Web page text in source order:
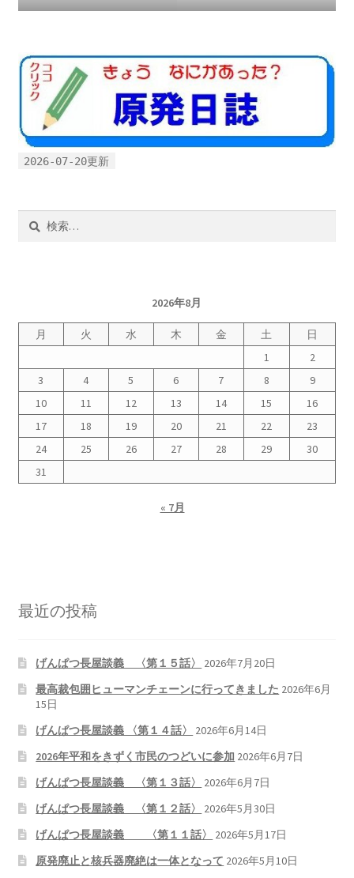
2026-07-20更新
2026年8月
月 火 水 木 金 土
日
1
2
3
4 5 6 7 8
9
10
11 12 13 14 15
16
17
18 19 20 21 22
23
24
25 26 27 28 29
30
31
« 7月
最近の投稿
げんぱつ長屋談義 〈第１５話〉
2026年7月20日
最高裁包囲ヒューマンチェーンに行ってきました 2026年6月
15日
げんぱつ長屋談義 〈第１４話〉
2026年6月14日
2026年平和をきずく市民のつどいに参加 2026年6月7日
げんぱつ長屋談義 〈第１３話〉
2026年6月7日
げんぱつ長屋談義 〈第１２話〉
2026年5月30日
げんぱつ長屋談義 〈第１１話〉
2026年5月17日
原発廃止と核兵器廃絶は一体となって 2026年5月10日